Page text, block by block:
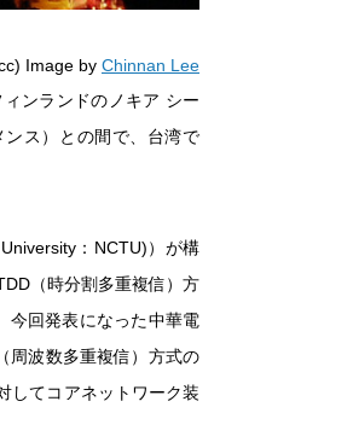
Image by Chinnan Lee
ンランドのノキア シー
ンス）との間で、台湾で
：NCTU)）が構
（時分割多重複信）方
今回発表になった中華電
周波数多重複信）方式の
してコアネットワーク装